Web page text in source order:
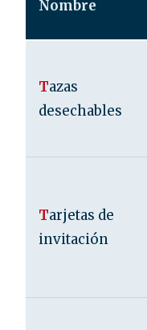
Nombre
Tazas
desechables
Tarjetas de
invitación